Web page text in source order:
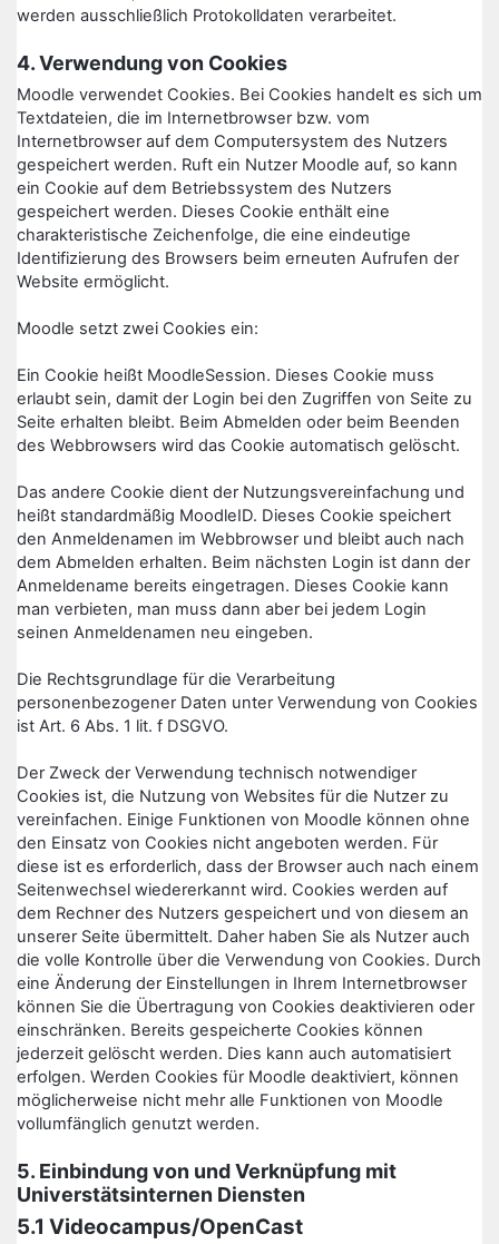
werden ausschließlich Protokolldaten verarbeitet.
4. Verwendung von Cookies
Moodle verwendet Cookies. Bei Cookies handelt es sich um
Textdateien, die im Internetbrowser bzw. vom
Internetbrowser auf dem Computersystem des Nutzers
gespeichert werden. Ruft ein Nutzer Moodle auf, so kann
ein Cookie auf dem Betriebssystem des Nutzers
gespeichert werden. Dieses Cookie enthält eine
charakteristische Zeichenfolge, die eine eindeutige
Identifizierung des Browsers beim erneuten Aufrufen der
Website ermöglicht.
Moodle setzt zwei Cookies ein:
Ein Cookie heißt MoodleSession. Dieses Cookie muss
erlaubt sein, damit der Login bei den Zugriffen von Seite zu
Seite erhalten bleibt. Beim Abmelden oder beim Beenden
des Webbrowsers wird das Cookie automatisch gelöscht.
Das andere Cookie dient der Nutzungsvereinfachung und
heißt standardmäßig MoodleID. Dieses Cookie speichert
den Anmeldenamen im Webbrowser und bleibt auch nach
dem Abmelden erhalten. Beim nächsten Login ist dann der
Anmeldename bereits eingetragen. Dieses Cookie kann
man verbieten, man muss dann aber bei jedem Login
seinen Anmeldenamen neu eingeben.
Die Rechtsgrundlage für die Verarbeitung
personenbezogener Daten unter Verwendung von Cookies
ist Art. 6 Abs. 1 lit. f DSGVO.
Der Zweck der Verwendung technisch notwendiger
Cookies ist, die Nutzung von Websites für die Nutzer zu
vereinfachen. Einige Funktionen von Moodle können ohne
den Einsatz von Cookies nicht angeboten werden. Für
diese ist es erforderlich, dass der Browser auch nach einem
Seitenwechsel wiedererkannt wird. Cookies werden auf
dem Rechner des Nutzers gespeichert und von diesem an
unserer Seite übermittelt. Daher haben Sie als Nutzer auch
die volle Kontrolle über die Verwendung von Cookies. Durch
eine Änderung der Einstellungen in Ihrem Internetbrowser
können Sie die Übertragung von Cookies deaktivieren oder
einschränken. Bereits gespeicherte Cookies können
jederzeit gelöscht werden. Dies kann auch automatisiert
erfolgen. Werden Cookies für Moodle deaktiviert, können
möglicherweise nicht mehr alle Funktionen von Moodle
vollumfänglich genutzt werden.
5. Einbindung von und Verknüpfung mit
Universtätsinternen Diensten
5.1 Videocampus/OpenCast